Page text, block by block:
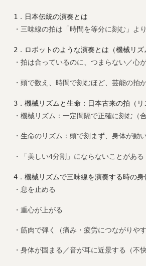
1．日本伝統の演奏とは
・三味線の拍は「時間を等分に刻む」よ
2．ロボットのような演奏とは（機械リズ
・拍は合っているのに、つまらない／心
・頭で数え、時間で刻むほど、芸能の拍
3．機械リズムと生命：日本古来の拍（
・機械リズム：一定間隔で正確に刻む（
・生命のリズム：頭で刻まず、身体が動
・「美しい4分割」にならないことがあ
4．機械リズムで三味線を演奏する時の身
・息を止める
・重心が上がる
・筋肉で弾く（痛み・疲労につながりやす
・身体が固まる／音が耳に近景する（不